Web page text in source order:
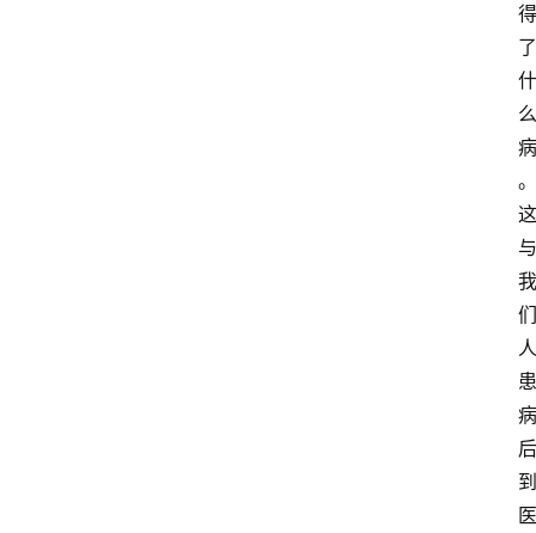
得
了
什
么
病
。
这
与
我
们
人
患
病
后
到
医